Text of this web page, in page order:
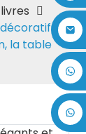
la table